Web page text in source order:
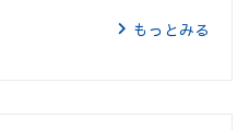
もっとみる